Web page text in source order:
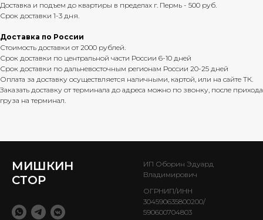
Доставка и подъем до квартиры в пределах г. Пермь - 500 руб.
Срок доставки 1-3 дня.
Доставка по России
Стоимость доставки от 2000 рублей.
Срок доставки по центральной части России 6-10 дней
Срок доставки по дальневосточным регионам России 20-25 дней
Оплата за доставку осуществляется наличными, картой, или на сайте ТК.
Заказать доставку от терминала до адреса можно по звонку, после прихода
груза на терминал.
МИШКИН
СТОР
ИП Оборин Эдуард
Владимирович
ОГРНИП/ИНН
304590635800200/
590600704803